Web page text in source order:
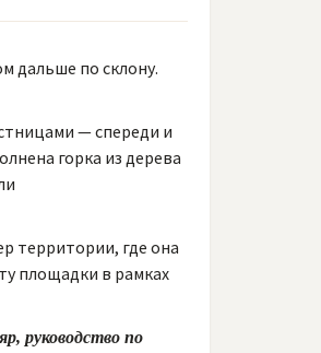
дальше по склону.
— спереди и
горка из дерева
территории, где она
площадки в рамках
руководство по